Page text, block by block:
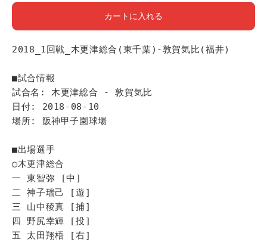
カートに入れる
2018_1回戦_木更津総合(東千葉)-敦賀気比(福井)
■試合情報
試合名: 木更津総合 - 敦賀気比
日付: 2018-08-10
場所: 阪神甲子園球場
■出場選手
◯木更津総合
一 東智弥 [中]
二 神子瑞己 [遊]
三 山中稜真 [捕]
四 野尻幸輝 [投]
五 太田翔梧 [右]